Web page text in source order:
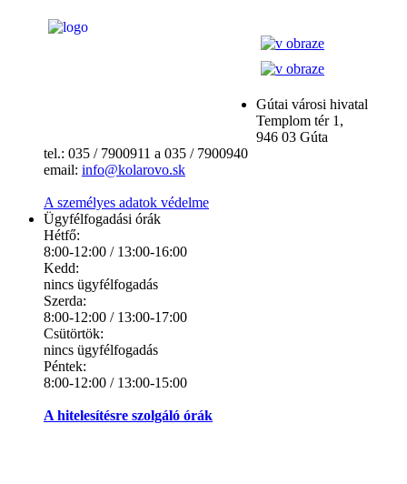
Gútai városi hivatal
Templom tér 1,
946 03 Gúta
tel.: 035 / 7900911 a 035 / 7900940
email: info@kolarovo.sk
A személyes adatok védelme
Ügyfélfogadási órák
Hétfő:
8:00-12:00 / 13:00-16:00
Kedd:
nincs ügyfélfogadás
Szerda:
8:00-12:00 / 13:00-17:00
Csütörtök:
nincs ügyfélfogadás
Péntek:
8:00-12:00 / 13:00-15:00
A hitelesítésre szolgáló órák